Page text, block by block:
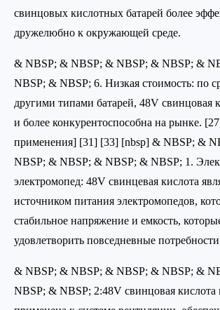
свинцовых кислотных батарей более
дружелюбно к окружающей среде.
& NBSP; & NBSP; & NBSP; & NBSP; &
NBSP; & NBSP; 6. Низкая стоимость: по
другими типами батарей, 48V свинцовая
и более конкурентоспособна на рынке.
применения] [31] [33] [nbsp] & NBSP; &
NBSP; & NBSP; & NBSP; & NBSP; 1.
электромопед: 48V свинцевая кислота
источником питания электромопедов,
стабильное напряжение и емкость,
удовлетворить повседневные
& NBSP; & NBSP; & NBSP; & NBSP; &
NBSP; & NBSP; 2:48V свинцовая